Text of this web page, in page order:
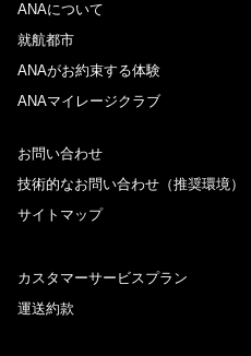
ANAについて
就航都市
ANAがお約束する体験
ANAマイレージクラブ
お問い合わせ
技術的なお問い合わせ（推奨環境）
サイトマップ
カスタマーサービスプラン
運送約款